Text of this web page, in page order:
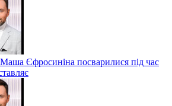
Єфросиніна посварилися під час